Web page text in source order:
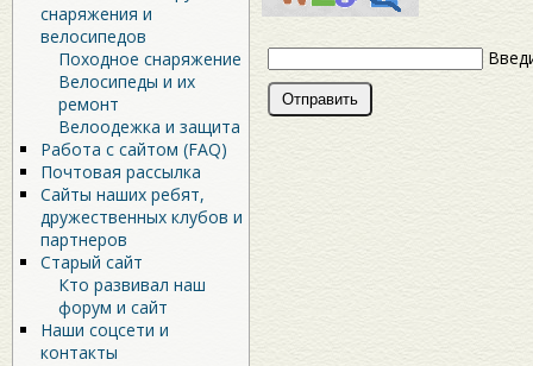
снаряжения и
велосипедов
Походное снаряжение
Велосипеды и их
ремонт
Велоодежка и защита
Работа с сайтом (FAQ)
Почтовая рассылка
Сайты наших ребят,
дружественных клубов и
партнеров
Старый сайт
Кто развивал наш
форум и сайт
Наши соцсети и
контакты